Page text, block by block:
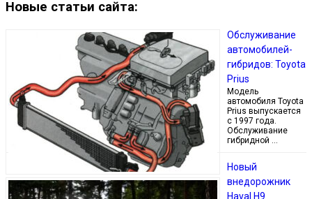
Новые статьи сайта:
Обслуживание
автомобилей-
гибридов: Toyota
Prius
Модель
автомобиля Toyota
Prius выпускается
с 1997 года.
Обслуживание
гибридной …
Новый
внедорожник
Haval H9